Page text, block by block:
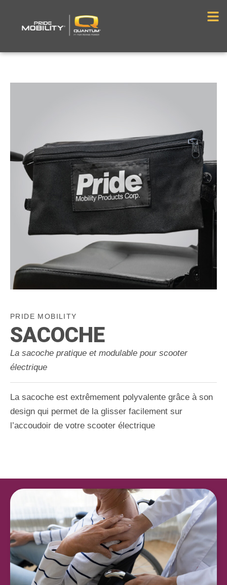
PRIDE MOBILITY
SACOCHE
La sacoche pratique et modulable pour scooter
électrique
La sacoche est extrêmement polyvalente grâce à son
design qui permet de la glisser facilement sur
l’accoudoir de votre scooter électrique